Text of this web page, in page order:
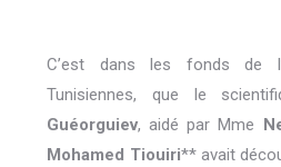
C’est dans les fonds de
Tunisiennes, que le
Guéorguiev, aidé par Mme
Mohamed Tiouiri** avait